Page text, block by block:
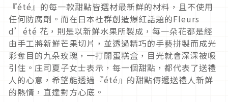
『été』的每一款甜點皆選材最新鮮的材料，且不使用
任何防腐劑。而在日本社群創造爆紅話題的Fleurs
d’été 花，則是以新鮮水果所製成，每一朵花都是經
由手工將新鮮芒果切片，並透過精巧的手藝拼製而成光
彩奪目的九朵玫瑰，一打開蛋糕盒，目光就會深深被吸
引住。庄司夏子女士表示，每一個甜點，都代表了送禮
人的心意，希望能透過『été』的甜點傳遞送禮人新鮮
的熱情，直達對方心底。